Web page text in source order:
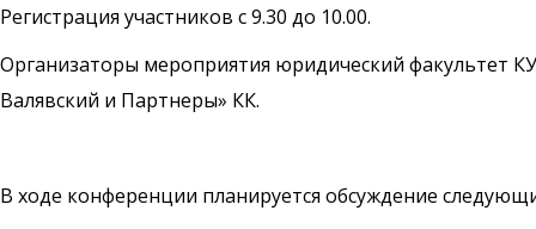
Регистрация участников с 9.30 до 10.00.
Организаторы мероприятия юридический факультет
Валявский и Партнеры» КК.
В ходе конференции планируется обсуждение